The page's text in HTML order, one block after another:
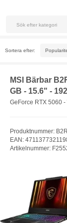
Sortera efter:
MSI Bärbar
GB - 15.6" -
GeForce RTX 5060 -
Produktnummer:
EAN:
Artikelnummer: